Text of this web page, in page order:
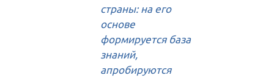
страны: на его
основе
формируется база
знаний,
апробируются